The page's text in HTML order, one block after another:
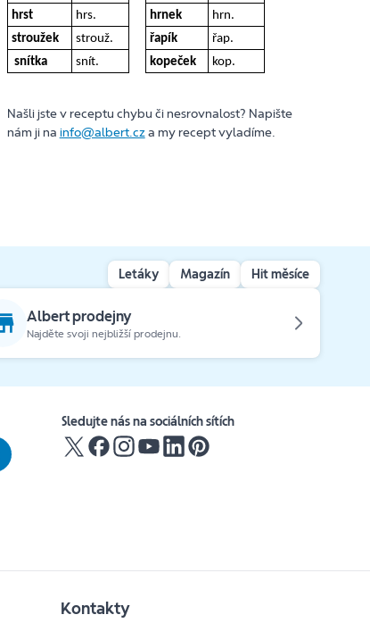
hrst
hrs. hrnek
hrn.
stroužek
strouž. řapík
řap.
snítka
snít. kopeček kop.
Našli jste v receptu chybu či nesrovnalost? Napište
nám ji na info@albert.cza my recept vyladíme.
Letáky Magazín Hit měsíce
Albert prodejny
Najděte svoji nejbližší prodejnu.
Sledujte nás na sociálních sítích
Kontakty